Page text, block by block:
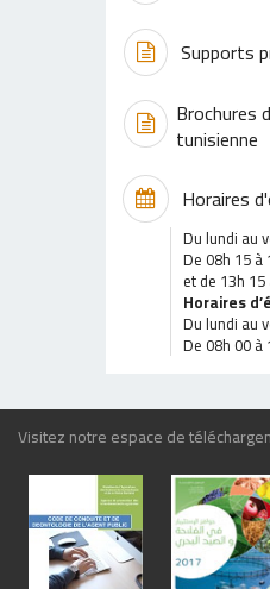
Supports
Brochures
tunisienne
Horaires
Du lundi au
De 08h 15 à
et de 13h
Horaires
Du lundi au
De 08h 00 à
Visitez notre espace de